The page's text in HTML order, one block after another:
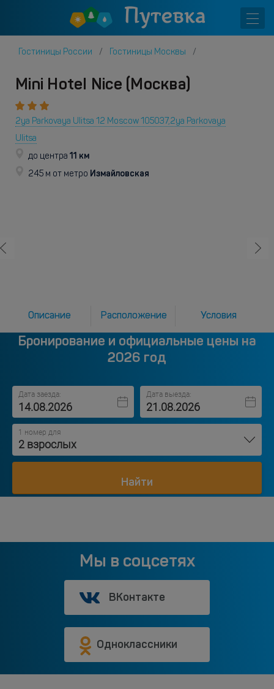
Гостиницы России Гостиницы Москвы
Mini Hotel Nice (Москва)
2ya Parkovaya Ulitsa 12 Moscow 105037,2ya Parkovaya
Ulitsa
до центра 11 км
245 м от метро Измайловская
Описание Расположение Условия
Бронирование и официальные цены на
2026 год
Дата заезда: Дата выезда:
1 номер для
2 взрослых
Найти
Мы в соцсетях
ВКонтакте
Одноклассники